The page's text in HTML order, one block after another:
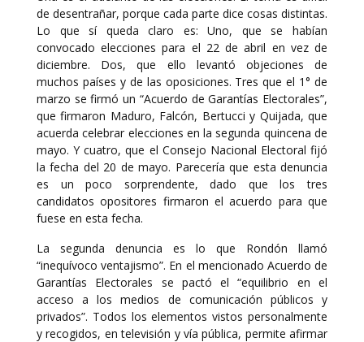
de desentrañar, porque cada parte dice cosas distintas.
Lo que sí queda claro es: Uno, que se habían
convocado elecciones para el 22 de abril en vez de
diciembre. Dos, que ello levantó objeciones de
muchos países y de las oposiciones. Tres que el 1° de
marzo se firmó un “Acuerdo de Garantías Electorales”,
que firmaron Maduro, Falcón, Bertucci y Quijada, que
acuerda celebrar elecciones en la segunda quincena de
mayo. Y cuatro, que el Consejo Nacional Electoral fijó
la fecha del 20 de mayo. Parecería que esta denuncia
es un poco sorprendente, dado que los tres
candidatos opositores firmaron el acuerdo para que
fuese en esta fecha.
La segunda denuncia es lo que Rondón llamó
“inequívoco ventajismo”. En el mencionado Acuerdo de
Garantías Electorales se pactó el “equilibrio en el
acceso a los medios de comunicación públicos y
privados”. Todos los elementos vistos personalmente
y recogidos, en televisión y vía pública, permite afirmar